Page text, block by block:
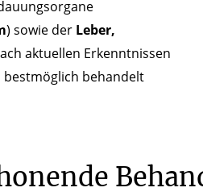
) sowie der Leber,
aktuellen Erkenntnissen
behandelt